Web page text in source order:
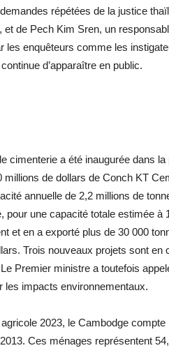
répétées de la justice
et de Pech Kim Sren, un
les enquêteurs comme les
d’apparaître en public.
cimenterie a été inaugurée dans
millions de dollars de Conch KT
annuelle de 2,2 millions de
pour une capacité totale estimée à
et en a exporté plus de 30 000
Trois nouveaux projets sont
Premier ministre a toutefois
les impacts environnementaux.
2023, le Cambodge
Ces ménages représentent